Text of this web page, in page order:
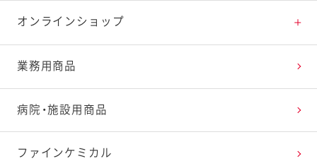
特集レシピ
レシピランキング
レシピ動画
今日のレシピギャラリー
販売終了商品一覧
マヨテラス（見学施設）
オープンキッチン（工場見学）
深谷テラス ヤサイな仲間たちファーム
おたのしみコンテンツ
お客様相談室トップ
よくお寄せいただくご質問
お客様の声を活かしました
オンラインショップ
Qummy
キユーピーウエルネス
業務用商品
病院・施設用商品
ファインケミカル